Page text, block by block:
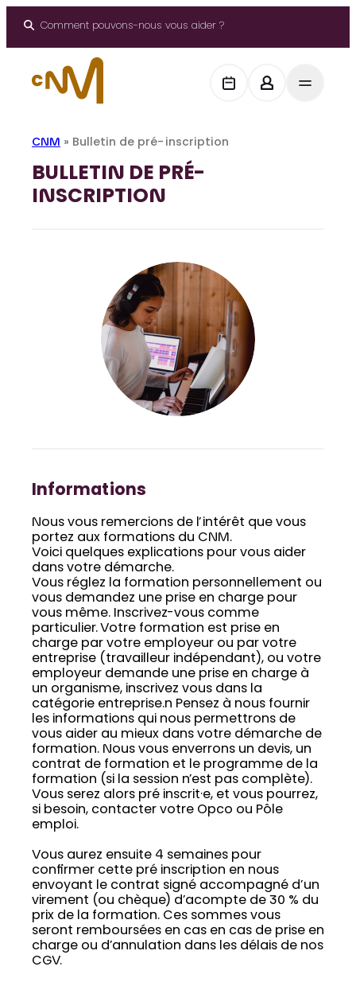
Panneau de gestion des cookies
Comment pouvons-nous vous aider ?
CNM » Bulletin de pré-inscription
BULLETIN DE PRÉ-
INSCRIPTION
Informations
Nous vous remercions de l’intérêt que vous
portez aux formations du CNM.
Voici quelques explications pour vous aider
dans votre démarche.
Vous réglez la formation personnellement ou
vous demandez une prise en charge pour
vous même. Inscrivez-vous comme
particulier. Votre formation est prise en
charge par votre employeur ou par votre
entreprise (travailleur indépendant), ou votre
employeur demande une prise en charge à
un organisme, inscrivez vous dans la
catégorie entreprise.n Pensez à nous fournir
les informations qui nous permettrons de
vous aider au mieux dans votre démarche de
formation. Nous vous enverrons un devis, un
contrat de formation et le programme de la
formation (si la session n’est pas complète).
Vous serez alors pré inscrit·e, et vous pourrez,
si besoin, contacter votre Opco ou Pôle
emploi.
Vous aurez ensuite 4 semaines pour
confirmer cette pré inscription en nous
envoyant le contrat signé accompagné d’un
virement (ou chèque) d’acompte de 30 % du
prix de la formation. Ces sommes vous
seront remboursées en cas en cas de prise en
charge ou d’annulation dans les délais de nos
CGV.